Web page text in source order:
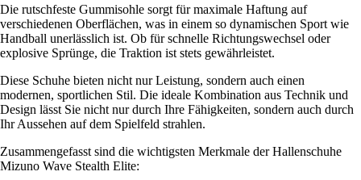
Die rutschfeste Gummisohle sorgt für maximale Haftung auf
verschiedenen Oberflächen, was in einem so dynamischen Sport wie
Handball unerlässlich ist. Ob für schnelle Richtungswechsel oder
explosive Sprünge, die Traktion ist stets gewährleistet.
Diese Schuhe bieten nicht nur Leistung, sondern auch einen
modernen, sportlichen Stil. Die ideale Kombination aus Technik und
Design lässt Sie nicht nur durch Ihre Fähigkeiten, sondern auch durch
Ihr Aussehen auf dem Spielfeld strahlen.
Zusammengefasst sind die wichtigsten Merkmale der Hallenschuhe
Mizuno Wave Stealth Elite: